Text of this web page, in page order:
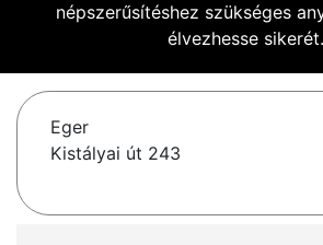
népszerűsítéshez szükséges
élvezhesse sikerét.
Eger
Kistályai út 243